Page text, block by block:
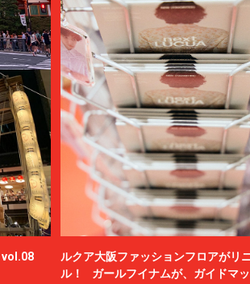
vol.08
ルクア大阪ファッションフロアがリ
ル！ ガールフイナムが、ガイドマ